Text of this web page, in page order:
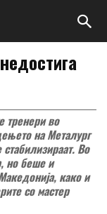
тренери во
на Металург
Во
но беше и
како и
со мастер